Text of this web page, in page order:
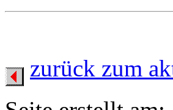
zurück zum